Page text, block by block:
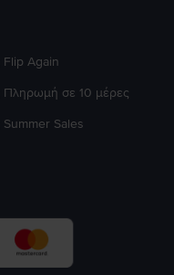
Flip Again
Πληρωμή σε 10 μέρες
Summer Sales